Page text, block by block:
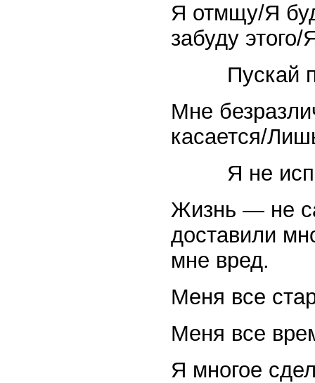
Я отмщу/Я
забуду
Пускай
Мне
касается/
Я не
Жизнь — не
доставили
мне вред.
Меня все
Меня все
Я многое